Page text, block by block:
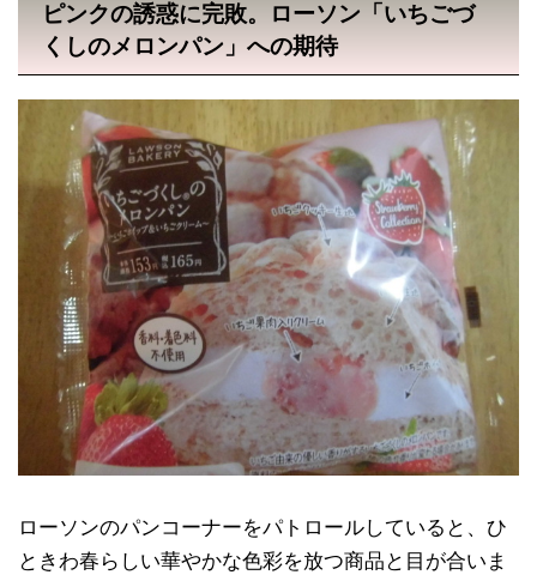
ピンクの誘惑に完敗。ローソン「いちごづ
くしのメロンパン」への期待
ローソンのパンコーナーをパトロールしていると、ひ
ときわ春らしい華やかな色彩を放つ商品と目が合いま